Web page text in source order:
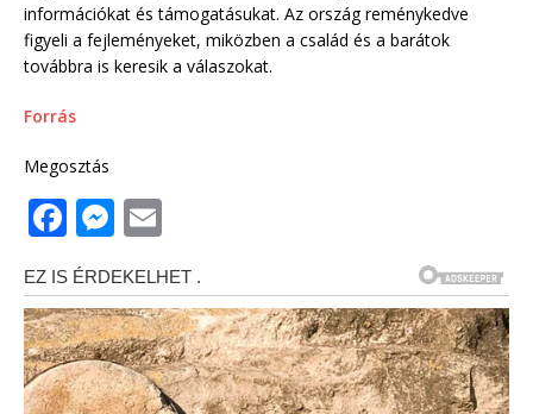
információkat és támogatásukat. Az ország reménykedve
figyeli a fejleményeket, miközben a család és a barátok
továbbra is keresik a válaszokat.
Forrás
Megosztás
F
a
c
e
b
M
e
ss
e
n
ai
l